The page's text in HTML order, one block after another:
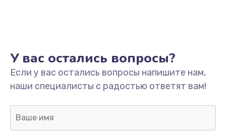
Замена системы охлаждения
1645 руб.
Заказать
Замена термопасты
У вас остались вопросы?
Если у вас остались вопросы напишите нам,
наши специалисты с радостью ответят вам!